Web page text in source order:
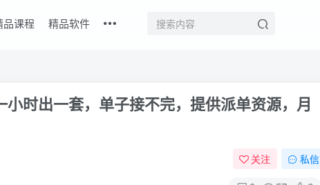
品课程 精品软件
小时出一套，单子接不完，提供派单资源，月
关注 私信